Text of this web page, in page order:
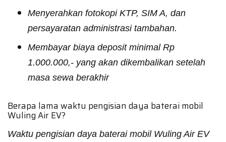
Menyerahkan fotokopi KTP, SIM A, dan
persayaratan administrasi tambahan.
Membayar biaya deposit minimal Rp
1.000.000,- yang akan dikembalikan setelah
masa sewa berakhir
Berapa lama waktu pengisian daya baterai mobil
Wuling Air EV?
Waktu pengisian daya baterai mobil Wuling Air EV